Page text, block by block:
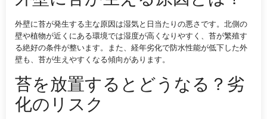
外壁に苔が発生する主な原因は湿気と日当たりの悪さです。北側の
壁や植物が近くにある環境では湿度が高くなりやすく、苔が繁殖す
る絶好の条件が整います。また、経年劣化で防水性能が低下した外
壁も、苔が生えやすくなる傾向があります。
苔を放置するとどうなる？劣
化のリスク